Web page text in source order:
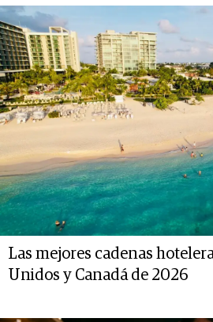
Las mejores cadenas
Unidos y Canadá de 2026